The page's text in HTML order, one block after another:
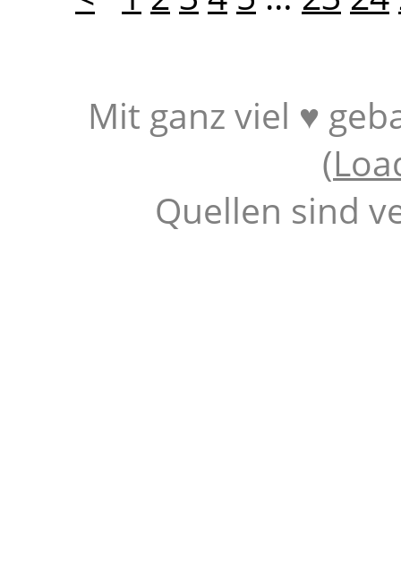
Mit ganz viel ♥
(
Quellen sind